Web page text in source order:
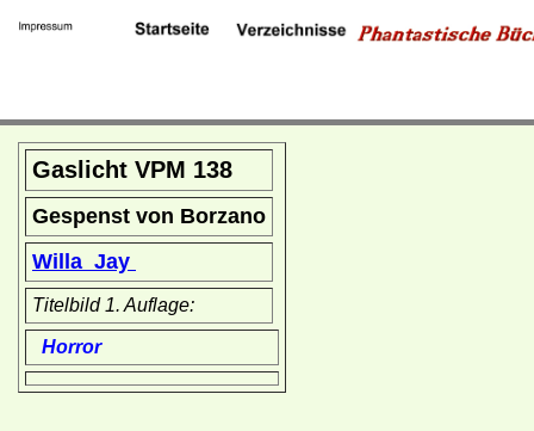
Gaslicht VPM 138
Gespenst von Borzano
Willa Jay
Titelbild 1. Auflage:
Horror